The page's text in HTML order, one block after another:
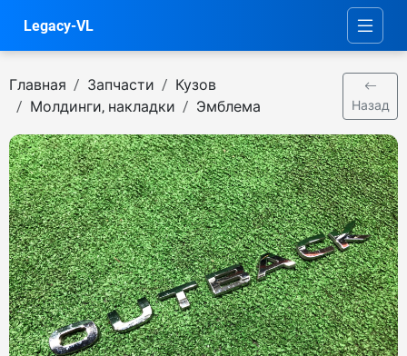
Legacy-VL
Главная Запчасти
Кузов
Молдинги, накладки
Эмблема Назад